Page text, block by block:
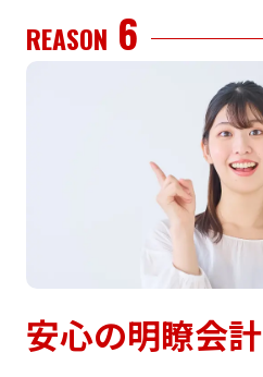
REASON 6
安⼼の明瞭会計